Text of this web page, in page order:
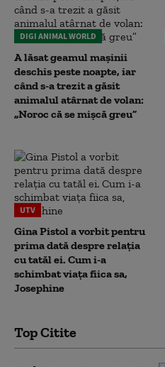
DIGI ANIMAL WORLD
A lăsat geamul mașinii
deschis peste noapte, iar
când s-a trezit a găsit
animalul atârnat de volan:
„Noroc că se mișcă greu”
UTV
Gina Pistol a vorbit pentru
prima dată despre relația
cu tatăl ei. Cum i-a
schimbat viața fiica sa,
Josephine
Top Citite